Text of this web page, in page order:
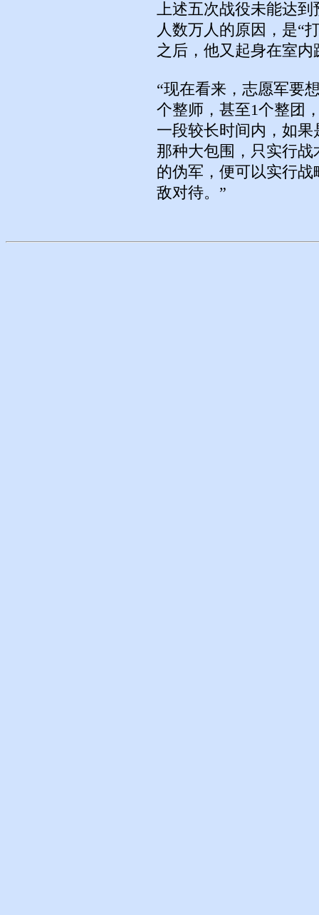
上述五次战役未能达
人数万人的原因，是“
之后，他又起身在室
“现在看来，志愿军要
个整师，甚至1个整团
一段较长时间内，如
那种大包围，只实行
的伪军，便可以实行
敌对待。”